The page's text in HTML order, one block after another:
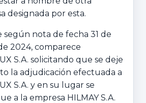
designada por esta.
según nota de fecha 31 de
2024, comparece
S.A. solicitando que se deje
la adjudicación efectuada a
S.A. y en su lugar se
a la empresa HILMAY S.A.